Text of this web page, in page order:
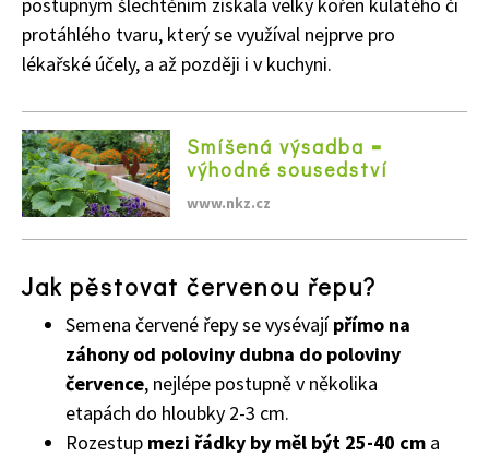
protáhlého tvaru, který se využíval nejprve pro
lékařské účely, a až později i v kuchyni.
Smíšená výsadba =
výhodné sousedství
www.nkz.cz
Jak pěstovat červenou řepu?
Semena červené řepy se vysévajípřímo na
záhony od poloviny dubna do poloviny
července, nejlépe postupně v několika
etapách do hloubky 2-3 cm.
Rozestup mezi řádky by měl být 25-40 cm a